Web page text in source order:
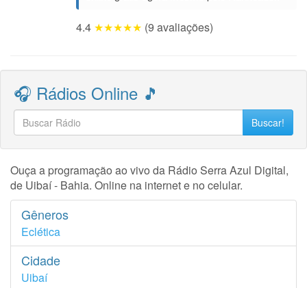
4.4 ★★★★★ (9 avaliações)
🎧 Rádios Online 🎵
Buscar!
Ouça a programação ao vivo da Rádio Serra Azul Digital,
de Uibaí - Bahia. Online na internet e no celular.
Gêneros
Eclética
Cidade
Uibaí